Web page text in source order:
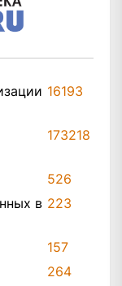
16193
173218
526
в 223
157
264